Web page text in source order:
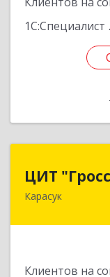
1С:Специалист
ЦИТ
Карасук
Клиентов на
632861,